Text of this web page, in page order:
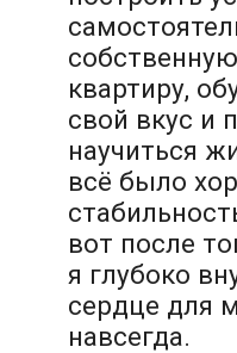
квартиру,
свой вкус и
научиться
всё было
вот после
я глубоко
сердце для
навсегда.